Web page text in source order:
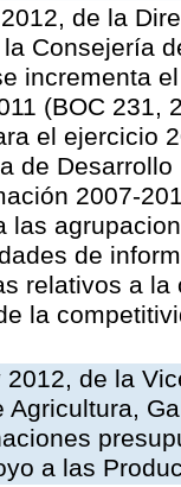
de la
Consejería
incrementa
(BOC 231,
el ejercicio
de
2007-
las
de
relativos a
la
de la
Agricultura,
a las